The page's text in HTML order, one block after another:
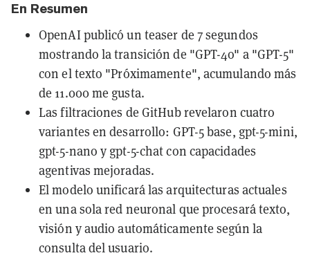
En Resumen
OpenAI publicó un teaser de 7 segundos
mostrando la transición de "GPT-4o" a "GPT-5"
con el texto "Próximamente", acumulando más
de 11.000 me gusta.
Las filtraciones de GitHub revelaron cuatro
variantes en desarrollo: GPT-5 base, gpt-5-mini,
gpt-5-nano y gpt-5-chat con capacidades
agentivas mejoradas.
El modelo unificará las arquitecturas actuales
en una sola red neuronal que procesará texto,
visión y audio automáticamente según la
consulta del usuario.